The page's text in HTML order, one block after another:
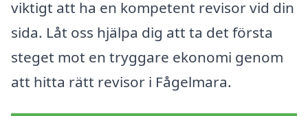
viktigt att ha en kompetent revisor vid din
sida. Låt oss hjälpa dig att ta det första
steget mot en tryggare ekonomi genom
att hitta rätt revisor i Fågelmara.